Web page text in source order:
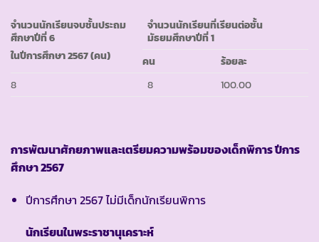
จำนวนนักเรียนจบชั้นประถม
ศึกษาปีที่ 6
ในปีการศึกษา 2567 (คน)
จำนวนนักเรียนที่เรียนต่อชั้น
มัธยมศึกษาปีที่ 1
คน
ร้อยละ
8
8 100.00
การพัฒนาศักยภาพและเตรียมความพร้อมของเด็กพิการ ปีการ
ศึกษา2567
ปีการศึกษา 2567 ไม่มีเด็กนักเรียนพิการ
นักเรียนในพระราชานุเคราะห์